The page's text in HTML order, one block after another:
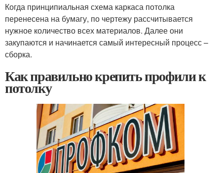
Когда принципиальная схема каркаса потолка
перенесена на бумагу, по чертежу рассчитывается
нужное количество всех материалов. Далее они
закупаются и начинается самый интересный процесс –
сборка.
Как правильно крепить профили к
потолку